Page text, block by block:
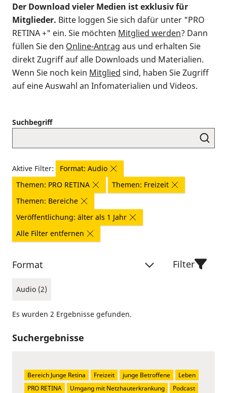
Der Download vieler Medien ist exklusiv für
Mitglieder. Bitte loggen Sie sich dafür unter "PRO
RETINA +" ein. Sie möchten Mitglied werden? Dann
füllen Sie den Online-Antrag aus und erhalten Sie
direkt Zugriff auf alle Downloads und Materialien.
Wenn Sie noch kein Mitglied sind, haben Sie Zugriff
auf eine Auswahl an Infomaterialien und Videos.
Suchbegriff
Aktive Filter:
Format: Audio
Themen: PRO RETINA
Themen: Freizeit
Themen: Bereiche
Veröffentlichung: älter als 1 Jahr
Alle Filter entfernen
Format
Audio (2)
Filter
Es wurden 2 Ergebnisse gefunden.
Suchergebnisse
Bereich Junge Retina Freizeit junge Betroffene
Leben
PRO RETINA
Umgang mit Netzhauterkrankung
Podcast